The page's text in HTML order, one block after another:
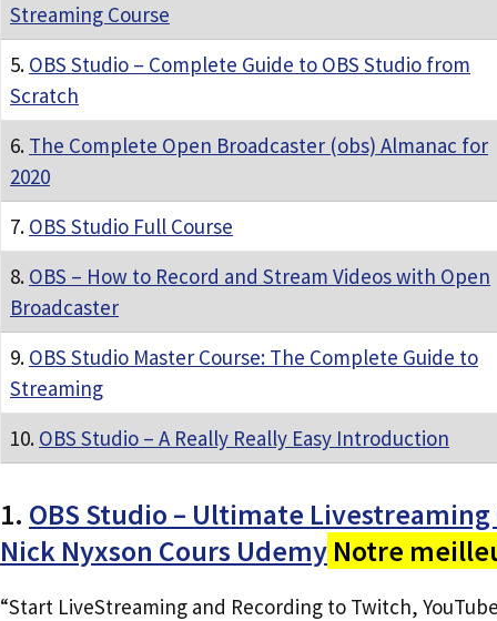
Streaming Course
5. OBS Studio – Complete Guide to OBS Studio from
Scratch
6. The Complete Open Broadcaster (obs) Almanac for
2020
7. OBS Studio Full Course
8. OBS – How to Record and Stream Videos with Open
Broadcaster
9. OBS Studio Master Course: The Complete Guide to
Streaming
10. OBS Studio – A Really Really Easy Introduction
1. OBS Studio – Ultimate
Nick Nyxson Cours Udemy Notre
“Start LiveStreaming and Recording to Twitch,